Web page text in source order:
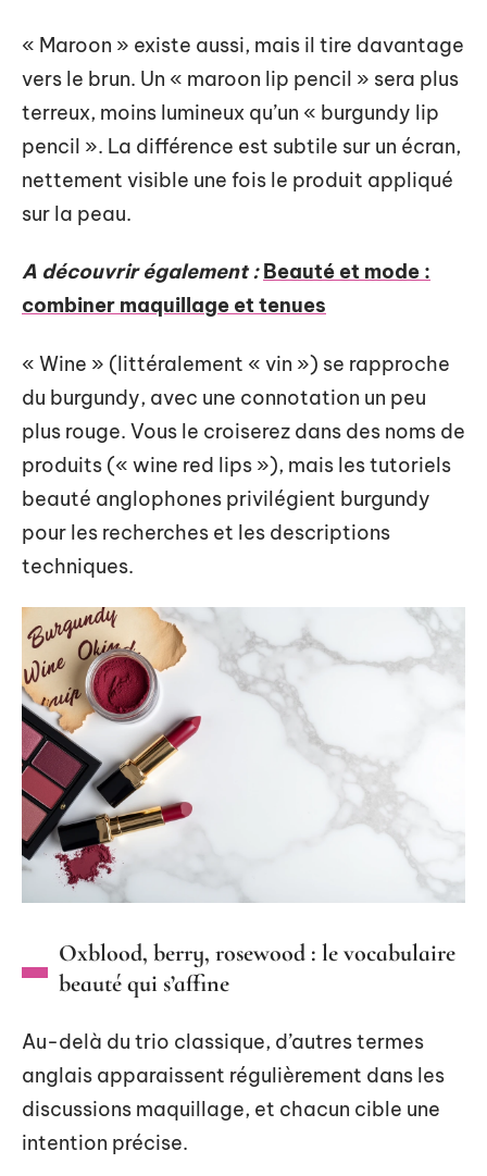
« Maroon » existe aussi, mais il tire davantage
vers le brun. Un « maroon lip pencil » sera plus
terreux, moins lumineux qu’un « burgundy lip
pencil ». La différence est subtile sur un écran,
nettement visible une fois le produit appliqué
sur la peau.
A découvrir également : Beauté et mode :
combiner maquillage et tenues
« Wine » (littéralement « vin ») se rapproche
du burgundy, avec une connotation un peu
plus rouge. Vous le croiserez dans des noms de
produits (« wine red lips »), mais les tutoriels
beauté anglophones privilégient burgundy
pour les recherches et les descriptions
techniques.
Oxblood, berry, rosewood : le vocabulaire
beauté qui s’affine
Au-delà du trio classique, d’autres termes
anglais apparaissent régulièrement dans les
discussions maquillage, et chacun cible une
intention précise.